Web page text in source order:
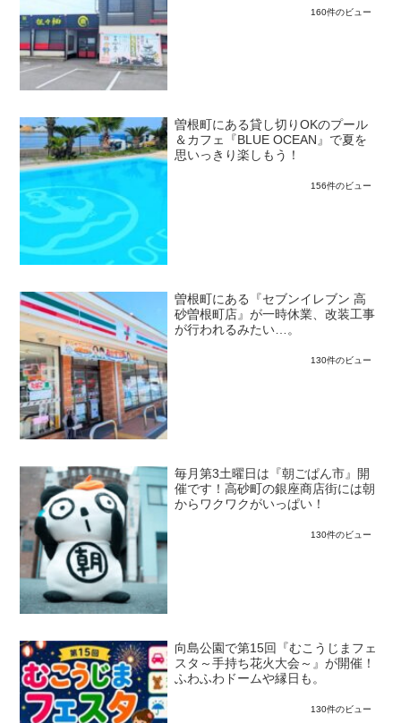
160件のビュー
曽根町にある貸し切りOKのプール
＆カフェ『BLUE OCEAN』で夏を
思いっきり楽しもう！
156件のビュー
曽根町にある『セブンイレブン 高
砂曽根町店』が一時休業、改装工事
が行われるみたい…。
130件のビュー
毎月第3土曜日は『朝ごぱん市』開
催です！高砂町の銀座商店街には朝
からワクワクがいっぱい！
130件のビュー
向島公園で第15回『むこうじまフェ
スタ～手持ち花火大会～』が開催！
ふわふわドームや縁日も。
130件のビュー